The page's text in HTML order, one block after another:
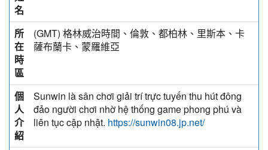
名
所
在
時
區
(GMT) 格林威治時間、倫敦、都柏林、里斯本、卡
薩布蘭卡、蒙羅維亞
個
人
介
紹
Sunwin là sân chơi giải trí trực tuyến thu hút đông
đảo người chơi nhờ hệ thống game phong phú và
liên tục cập nhật. https://sunwin08.jp.net/